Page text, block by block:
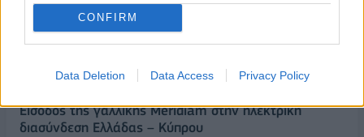
CONFIRM
Data Deletion Data Access Privacy Policy
Χρηματιστήριο: Πτώση κατά 0,18%, στα 315,71
05/08/2026 - 18:27 ΟΙΚΟΝΟΜΙΑ
Είσοδος της γαλλικής Meridiam στην ηλεκτρική
διασύνδεση Ελλάδας – Κύπρου